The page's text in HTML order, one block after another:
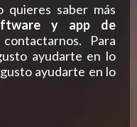
quieres saber más
y app de
Para
ayudarte en lo
ayudarte en lo